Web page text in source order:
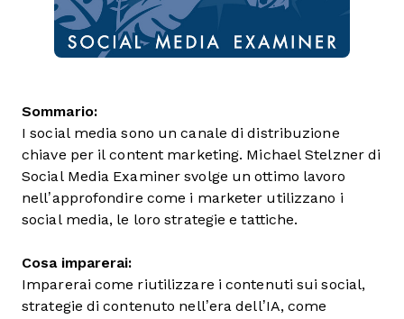
Sommario:
I social media sono un canale di distribuzione
chiave per il content marketing. Michael Stelzner di
Social Media Examiner svolge un ottimo lavoro
nell’approfondire come i marketer utilizzano i
social media, le loro strategie e tattiche.
Cosa imparerai:
Imparerai come riutilizzare i contenuti sui social,
strategie di contenuto nell’era dell’IA, come